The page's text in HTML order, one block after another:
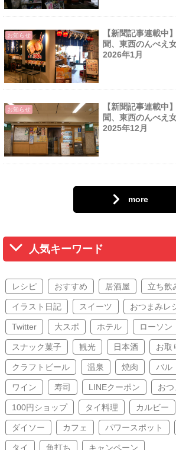
お知らせ
【新聞記事連載中
聞、東西のんべえ
2026年1月
お知らせ
【新聞記事連載中
聞、東西のんべえ
2025年12月
more
人気キーワード
レシピ おすすめ 居酒屋 立ち飲
イラスト日記 スイーツ おつまみレ
Twitter 大スポ ホテル ローソン
スナック菓子 観光 日本酒 お取
クラフトビール 温泉 焼肉 バル
ワイン 寿司 LINEクーポン おつ
100円ショップ タイ料理 カルビー
ダイソー カフェ パワースポット
タイ 角打ち キャンペーン